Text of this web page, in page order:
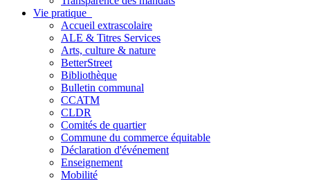
Vie pratique
Accueil extrascolaire
ALE & Titres Services
Arts, culture & nature
BetterStreet
Bibliothèque
Bulletin communal
CCATM
CLDR
Comités de quartier
Commune du commerce équitable
Déclaration d'événement
Enseignement
Mobilité